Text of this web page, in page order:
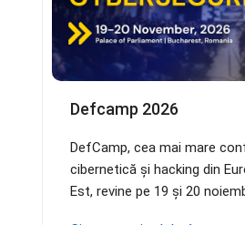
Defcamp 2026
DefCamp, cea mai mare
cibernetică și hacking din
Est, revine pe 19 și 20